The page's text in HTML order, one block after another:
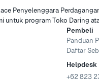
Penyelenggara
untuk program Toko Daring
Pembeli
Panduan
Daftar
+62 823